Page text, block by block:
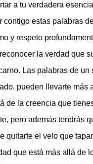
a tu verdadera
contigo estas palabras
y respeto
la verdad que
Las palabras de un
pueden llevarte más
de la creencia que
pero además tendrás
quitarte el velo que
que está más allá de